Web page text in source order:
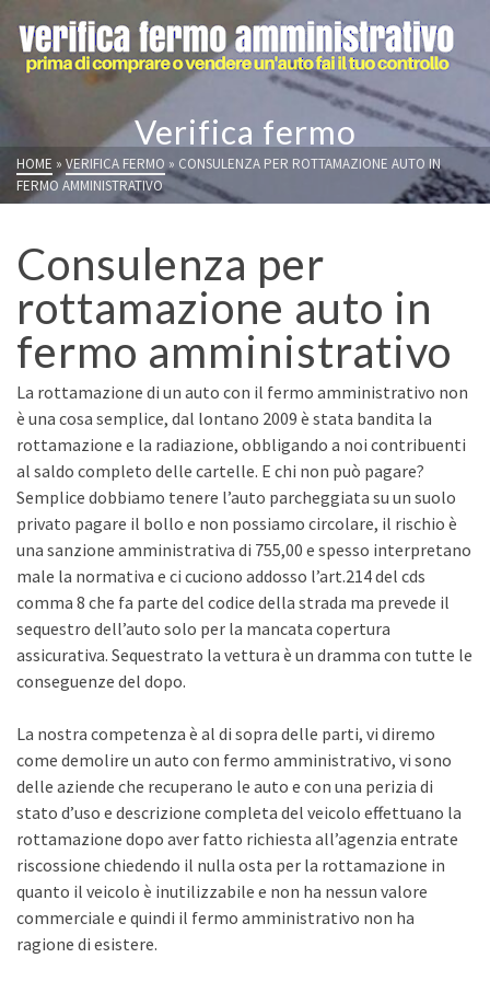
Verifica fermo
HOME » VERIFICA FERMO » CONSULENZA PER ROTTAMAZIONE AUTO IN
FERMO AMMINISTRATIVO
Consulenza per
rottamazione auto in
fermo amministrativo
La rottamazione di un auto con il fermo amministrativo non
è una cosa semplice, dal lontano 2009 è stata bandita la
rottamazione e la radiazione, obbligando a noi contribuenti
al saldo completo delle cartelle. E chi non può pagare?
Semplice dobbiamo tenere l’auto parcheggiata su un suolo
privato pagare il bollo e non possiamo circolare, il rischio è
una sanzione amministrativa di 755,00 e spesso interpretano
male la normativa e ci cuciono addosso l’art.214 del cds
comma 8 che fa parte del codice della strada ma prevede il
sequestro dell’auto solo per la mancata copertura
assicurativa. Sequestrato la vettura è un dramma con tutte le
conseguenze del dopo.
La nostra competenza è al di sopra delle parti, vi diremo
come demolire un auto con fermo amministrativo, vi sono
delle aziende che recuperano le auto e con una perizia di
stato d’uso e descrizione completa del veicolo effettuano la
rottamazione dopo aver fatto richiesta all’agenzia entrate
riscossione chiedendo il nulla osta per la rottamazione in
quanto il veicolo è inutilizzabile e non ha nessun valore
commerciale e quindi il fermo amministrativo non ha
ragione di esistere.